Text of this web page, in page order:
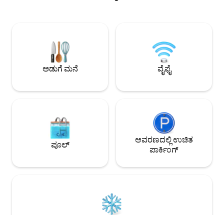
ಪಾರ್ಕ್‌ನಲ್ಲಿ ನಡೆಯುವ ಹೂಸ್ಟನ್‌ನ ಅತಿದೊಡ್ಡ
ಶೆಫ್‌ನ ಅಡುಗೆಮನೆಯಲ್ಲಿ ಅಡುಗೆ ಮಾಡಿ ಮತ್ತು
ಯಾವುದೇ ಸಮಯದಲ್ಲಿ ಸ್ವಯಂ ಚೆಕ್-ಇನ್ ಮಾಡಿ.
🚗 NRG ಗೆ 12 ನಿಮಿಷಗಳು ⛳️ ಈಸ್ಟ್ ರಿವರ್ 9 ಗೆ 10
ವಾರಾಂತ್ಯದ
ಕಾರ್ಯಕ್ರಮಗಳು ಮತ್ತು
ಕುಟುಂಬಗಳಿಗೆ
ಅಡುಗೆ ಮನೆ ವೈಫೈ
ಪೂಲ್
ಆವರಣದಲ್ಲಿ ಉಚಿತ
ಪಾರ್ಕಿಂಗ್